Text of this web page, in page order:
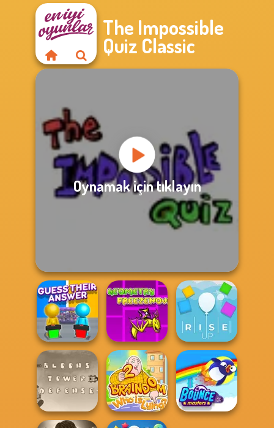
The Impossible
Quiz Classic
Oynamak için tıklayın
Guess Their
Answer
Geometry Dash:
FreezeNova
Game
Rise Up